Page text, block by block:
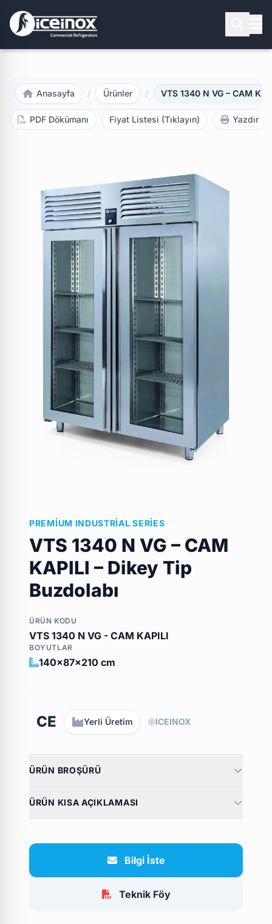
Aramak için Enter'a basınız
Anasayfa / Ürünler / VTS 1340 N VG – CAM
PDF Dökümanı Fiyat Listesi (Tıklayın) Yazdır
PREMIUM INDUSTRIAL SERIES
VTS 1340 N VG – CAM
KAPILI – Dikey Tip
Buzdolabı
ÜRÜN KODU
VTS 1340 N VG - CAM KAPILI
BOYUTLAR
140x87x210 cm
CE Yerli Üretim ICEINOX
ÜRÜN BROŞÜRÜ
ÜRÜN KISA AÇIKLAMASI
Bilgi İste
Teknik Föy